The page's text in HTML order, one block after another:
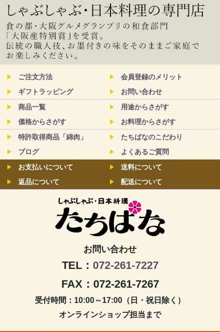
ご注文方法
会員登録のメリット
ギフトラッピング
お問い合わせ
商品一覧
用途からさがす
価格からさがす
お料理からさがす
特許取得商品「綿肉」
たちばなのこだわり
ブログ
よくあるご質問
お支払いについて
送料について
返品について
配送について
お問い合わせ
TEL： 072-261-7227
FAX：072-261-7267
受付時間：10:00～17:00（日・祝日除く）
オンラインショップ担当まで